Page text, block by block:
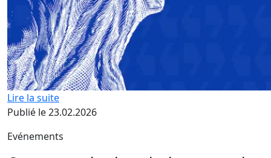
Lire la suite
Publié le 23.02.2026
Evénements